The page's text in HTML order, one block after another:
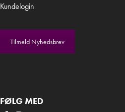
Kundelogin
Tilmeld Nyhedsbrev
FØLG MED